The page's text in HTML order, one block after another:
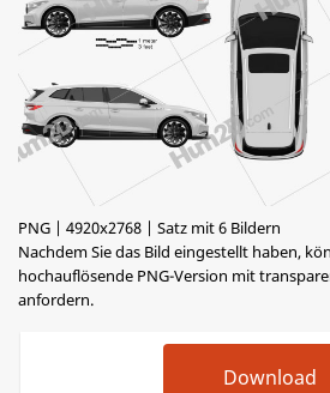
PNG | 4920x2768 | Satz mit 6 Bildern
Nachdem Sie das Bild eingestellt haben,
hochauflösende PNG-Version mit
anfordern.